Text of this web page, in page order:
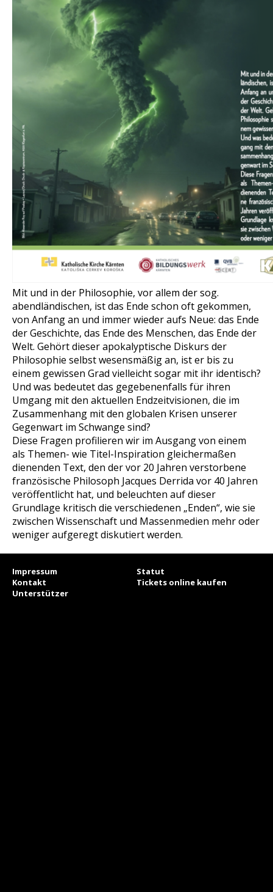
Mit und in der Philosophie, vor allem der sog.
abendländischen, ist das Ende schon oft gekommen,
von Anfang an und immer wieder aufs Neue: das Ende
der Geschichte, das Ende des Menschen, das Ende der
Welt. Gehört dieser apokalyptische Diskurs der
Philosophie selbst wesensmäßig an, ist er bis zu
einem gewissen Grad vielleicht sogar mit ihr identisch?
Und was bedeutet das gegebenenfalls für ihren
Umgang mit den aktuellen Endzeitvisionen, die im
Zusammenhang mit den globalen Krisen unserer
Gegenwart im Schwange sind?
Diese Fragen profilieren wir im Ausgang von einem
als Themen- wie Titel-Inspiration gleichermaßen
dienenden Text, den der vor 20 Jahren verstorbene
französische Philosoph Jacques Derrida vor 40 Jahren
veröffentlicht hat, und beleuchten auf dieser
Grundlage kritisch die verschiedenen „Enden“, wie sie
zwischen Wissenschaft und Massenmedien mehr oder
weniger aufgeregt diskutiert werden.
Impressum
Statut
Kontakt
Tickets online kaufen
Unterstützer